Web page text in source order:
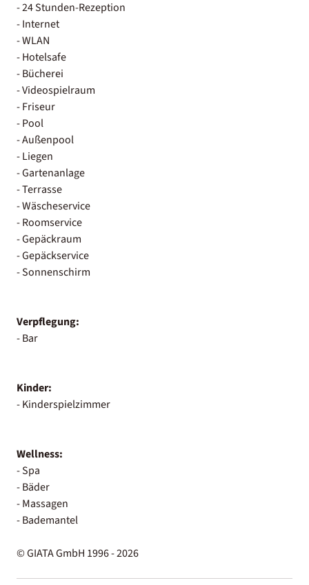
- 24 Stunden-Rezeption
- Internet
- WLAN
- Hotelsafe
- Bücherei
- Videospielraum
- Friseur
- Pool
- Außenpool
- Liegen
- Gartenanlage
- Terrasse
- Wäscheservice
- Roomservice
- Gepäckraum
- Gepäckservice
- Sonnenschirm
Verpflegung:
- Bar
Kinder:
- Kinderspielzimmer
Wellness:
- Spa
- Bäder
- Massagen
- Bademantel
© GIATA GmbH 1996 - 2026